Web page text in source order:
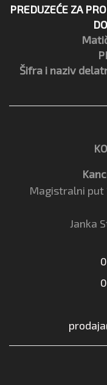
PREDUZEĆE ZA
Šifra i naziv
Magistralni put
Janka